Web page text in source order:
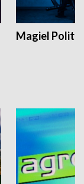
Magiel